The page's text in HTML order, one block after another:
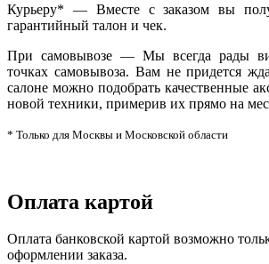
Курьеру* — Вместе с заказом вы
гарантийный талон и чек.
При самовывозе — Мы всегда рады
точках самовывоза. Вам не придется
салоне можно подобрать качественные
новой техники, примерив их прямо на
* Только для Москвы и Московской области
Оплата картой
Оплата банковской картой возможно
оформлении заказа.